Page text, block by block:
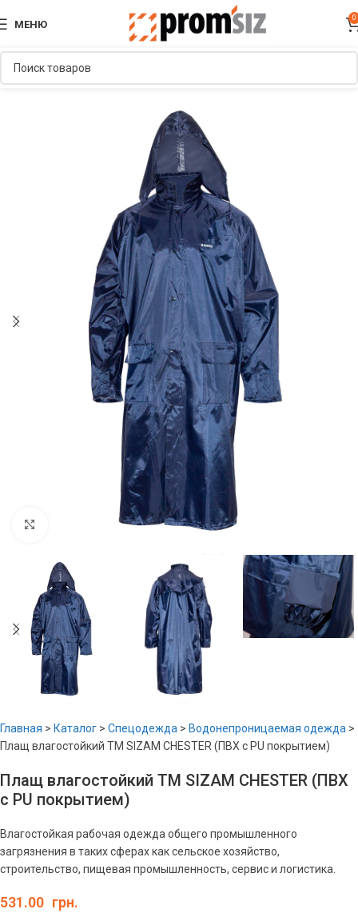
МЕНЮ
0
Главная > Каталог > Спецодежда > Водонепроницаемая одежда >
Плащ влагостойкий ТМ SIZAM CHESTER (ПВХ с PU покрытием)
Плащ влагостойкий ТМ SIZAM CHESTER (ПВХ
с PU покрытием)
Влагостойкая рабочая одежда общего промышленного
загрязнения в таких сферах как сельское хозяйство,
строительство, пищевая промышленность, сервис и логистика.
531.00 грн.